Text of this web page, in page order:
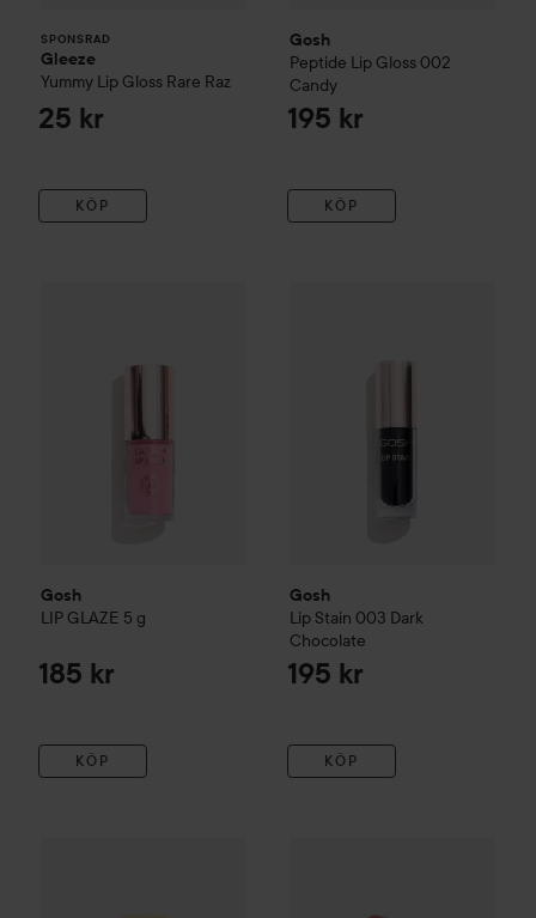
SPONSRAD
Gleeze
Yummy Lip Gloss Rare Raz
25 kr
KÖP
Gosh
Peptide Lip Gloss 002
Candy
195 kr
KÖP
Gosh
LIP GLAZE 5 g
185 kr
KÖP
Gosh
Lip Stain 003 Dark
Chocolate
195 kr
KÖP